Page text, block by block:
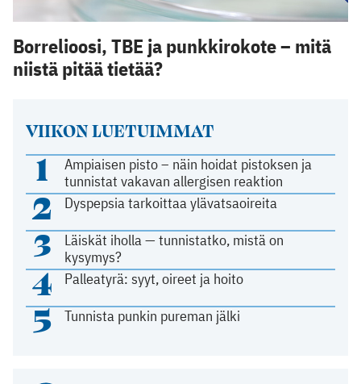
VIIKON LUETUIMMAT
1
Ampiaisen pisto – näin hoidat pistoksen ja
tunnistat vakavan allergisen reaktion
2 Dyspepsia tarkoittaa ylävatsaoireita
3
Läiskät iholla — tunnistatko, mistä on
kysymys?
4 Palleatyrä: syyt, oireet ja hoito
5 Tunnista punkin pureman jälki
Borrelioosi, TBE ja punkkirokote – mitä
niistä pitää tietää?